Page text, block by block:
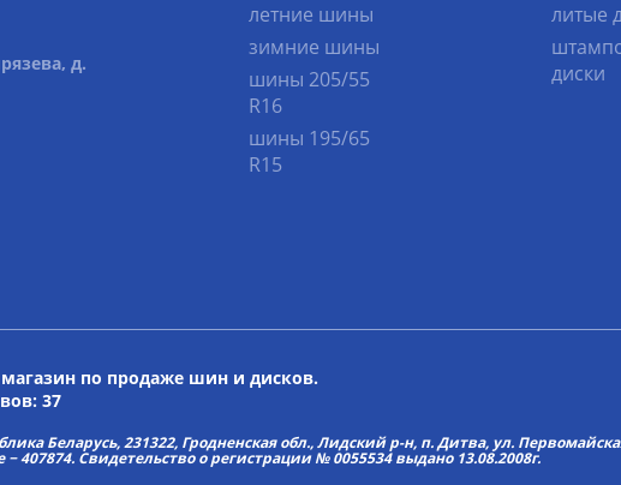
д.
летние шины
зимние шины
шины 205/55
R16
шины 195/65
R15
литые
диски
по продаже шин и дисков.
37
Беларусь, 231322, Гродненская обл., Лидский р-н, п. Дитва, ул.
− 407874. Свидетельство о регистрации № 0055534 выдано 13.08.2008г.